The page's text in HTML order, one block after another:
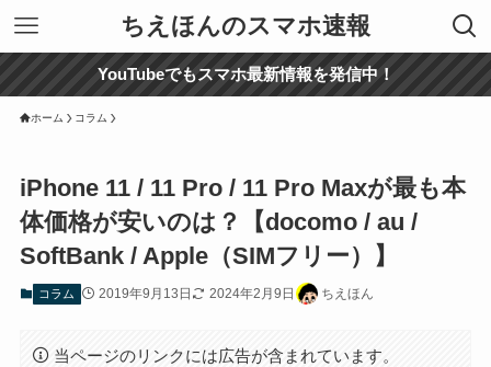
ちえほんのスマホ速報
YouTubeでもスマホ最新情報を発信中！
ホーム コラム
iPhone 11 / 11 Pro / 11 Pro Maxが最も本
体価格が安いのは？【docomo / au /
SoftBank / Apple（SIMフリー）】
コラム 2019年9月13日 2024年2月9日 ちえほん
当ページのリンクには広告が含まれています。